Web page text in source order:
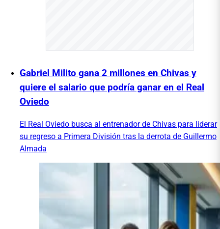
Gabriel Milito gana 2 millones en Chivas y
quiere el salario que podría ganar en el Real
Oviedo
El Real Oviedo busca al entrenador de Chivas para liderar
su regreso a Primera División tras la derrota de Guillermo
Almada